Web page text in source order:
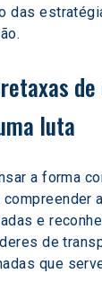
das
luta
a forma
e
de
que